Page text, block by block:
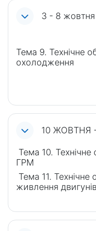
3 - 8 жовтня
Тема 9. Технічне
охолодження
10 ЖОВТНЯ
Тема 10.
ГРМ
Тема 11.
живлення двигунів